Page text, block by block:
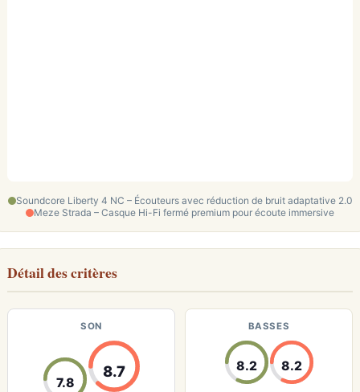
Soundcore Liberty 4 NC – Écouteurs avec réduction de bruit adaptative 2.0
Meze Strada – Casque Hi-Fi fermé premium pour écoute immersive
Détail des critères
SON
7.8
8.7
BASSES
8.2 8.2